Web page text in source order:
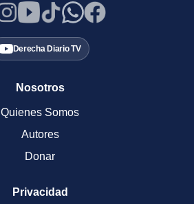
Derecha Diario TV
Nosotros
Quienes Somos
Autores
Donar
Privacidad